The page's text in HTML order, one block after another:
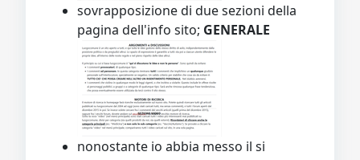
sovrapposizione di due sezioni della
pagina dell'info sito; GENERALE
nonostante io abbia messo il si